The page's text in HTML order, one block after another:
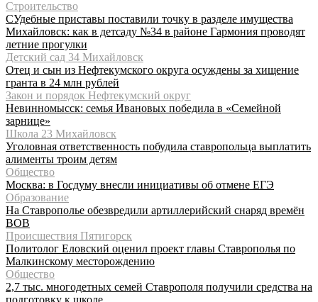
Строительство
СУдебные приставы поставили точку в разделе имущества
Михайловск: как в детсаду №34 в районе Гармония проводят
летние прогулки
Детский сад 34 Михайловск
Отец и сын из Нефтекумского округа осуждены за хищение
гранта в 24 млн рублей
Закон и порядок Нефтекумский округ
Невинномысск: семья Ивановых победила в «Семейной
зарнице»
Школа 23 Михайловск
Уголовная ответственность побудила ставропольца выплатить
алименты троим детям
Общество
Москва: в Госдуму внесли инициативы об отмене ЕГЭ
Образование
На Ставрополье обезвредили артиллерийский снаряд времён
ВОВ
Происшествия Пятигорск
Политолог Еловский оценил проект главы Ставрополья по
Малкинскому месторождению
Общество
2,7 тыс. многодетных семей Ставрополя получили средства на
подготовку к школе